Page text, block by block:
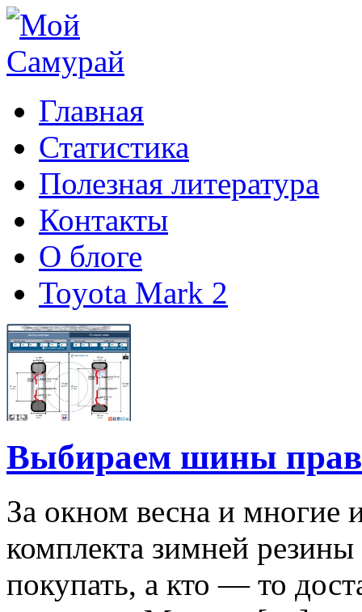
Главная
Статистика
Полезная литература
Контакты
О блоге
Toyota Mark 2
Выбираем шины
За окном весна и многие
комплекта зимней
покупать, а кто — то